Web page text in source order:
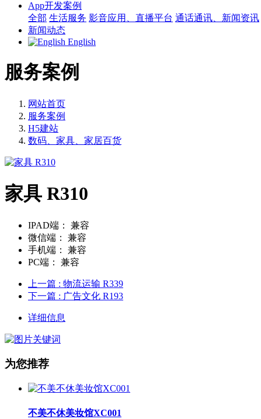
App开发案例
全部 生活服务 影音应用、直播平台 通话通讯、新闻资讯
新闻动态
English
服务案例
网站首页
服务案例
H5建站
数码、家具、家居百货
家具 R310
IPAD端：
兼容
微信端：
兼容
手机端：
兼容
PC端：
兼容
上一篇 : 物流运输 R339
下一篇 : 广告文化 R193
详细信息
为您推荐
不美不休美妆馆XC001